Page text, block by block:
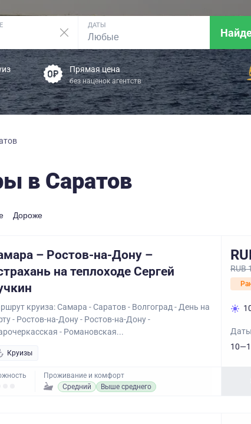
ДАТЫ
Прямая цена
без наценок агентств
в Саратов
Дороже
– Ростов-на-Дону –
на теплоходе Сергей
круиза: Самара - Саратов - Волгоград - День на
- Ростов-на-Дону - Ростов-на-Дону -
- Романовская...
Круизы
Проживание и комфорт
Средний
Выше среднего
RUB